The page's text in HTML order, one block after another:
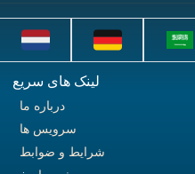
لینک های سریع
درباره ما
سرویس ها
شرایط و ضوابط